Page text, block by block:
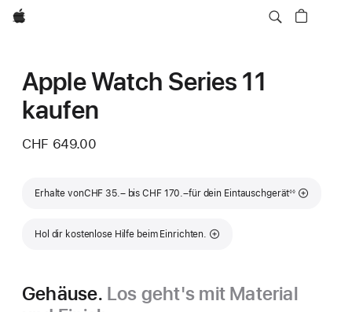
Apple
Apple Watch Series 11
kaufen
CHF 649.00
Erhalte vonCHF 35.– bis CHF 170.–für dein Eintauschgerät
Fußnote
◊◊
Hol dir kostenlose Hilfe beim Einrichten.
Gehäuse. Los geht's mit Material